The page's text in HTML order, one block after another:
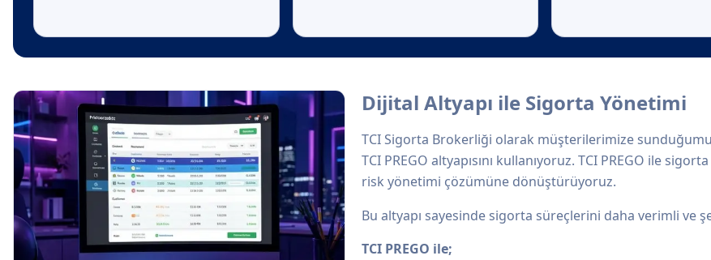
Dijital Altyapı ile Sigorta Yönetimi
TCI Sigorta Brokerliği olarak müşterilerimize
TCI PREGO altyapısını kullanıyoruz. TCI PREGO ile
risk yönetimi çözümüne dönüştürüyoruz.
Bu altyapı sayesinde sigorta süreçlerini daha verimli ve
TCI PREGO ile;